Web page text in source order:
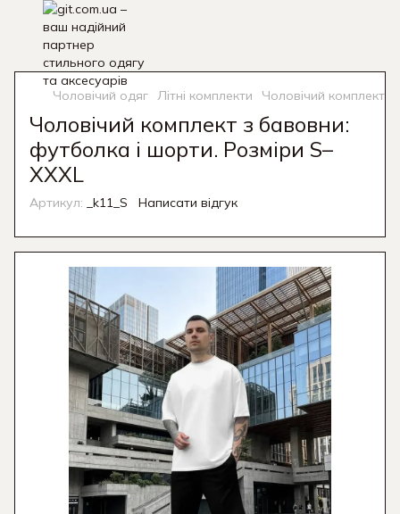
Чоловічий одяг Літні комплекти Чоловічий комплект
Чоловічий комплект з бавовни:
футболка і шорти. Розміри S–
XXXL
Артикул: _k11_S Написати відгук